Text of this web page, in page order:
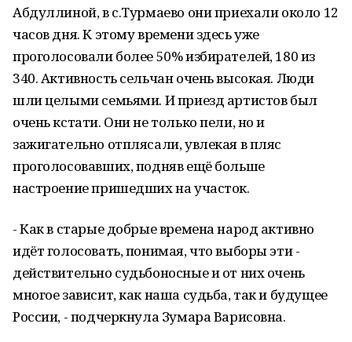
Абдуллиной, в с.Турмаево они приехали около 12
часов дня. К этому времени здесь уже
проголосовали более 50% избирателей, 180 из
340. Активность сельчан очень высокая. Люди
шли целыми семьями. И приезд артистов был
очень кстати. Они не только пели, но и
зажигательно отплясали, увлекая в пляс
проголосовавших, подняв ещё больше
настроение пришедших на участок.
- Как в старые добрые времена народ активно
идёт голосовать, понимая, что выборы эти -
действительно судьбоносные и от них очень
многое зависит, как наша судьба, так и будущее
России, - подчеркнула Зумара Варисовна.